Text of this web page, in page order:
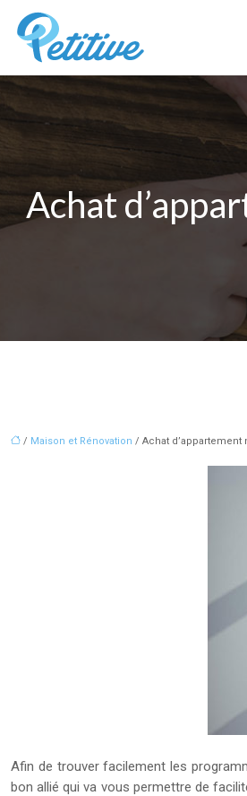
Achat
/ Maison et Rénovation / Achat
Afin de trouver facilement les
bon allié qui va vous permettre de